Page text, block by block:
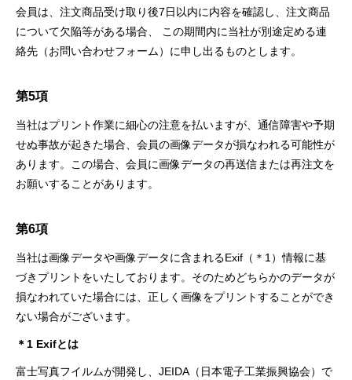
会員は、注文商品受け取り後7日以内に内容を確認し、注文商品
について欠陥等がある場合、 この期間内に当社が別途定める連
絡先（お問い合わせフォーム）に申し出るものとします。
第5項
当社はプリント作業に細心の注意を払いますが、通信障害や予期
せぬ事故が起きた場合、会員の画像データが損なわれる可能性が
あります。この場合、会員に画像データの再送信または再注文を
お願いすることがあります。
第6項
当社は画像データや画像データに含まれるExif（＊1）情報に基
づきプリントをいたしております。そのためどちらかのデータが
損なわれていた場合には、正しく画像をプリントすることができ
ない場合がございます。
＊1 Exifとは
富士写真フイルムが開発し、JEIDA（日本電子工業振興協会）で